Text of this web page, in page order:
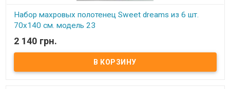
Набор махровых полотенец Sweet dreams из 6 шт.
70x140 см. модель 23
В наличии
Набор махровых полотенец Sweet dreams из 6 шт. 70x140 см.
Комплектность: 70х140 см (6 шт. ) Состав: махра, 100% хлопок.
Плотность: 550 г/м.кв. Упаковка: ПВХ Производитель: Sweet
2 140 грн.